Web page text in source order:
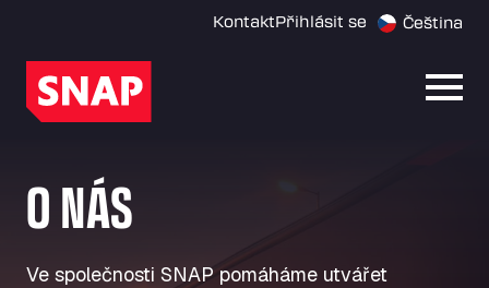
KontaktPřihlásit se Čeština
O NÁS
Ve společnosti SNAP pomáháme utvářet